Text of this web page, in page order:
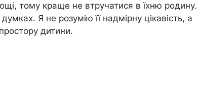
тому краще не втручатися в їхню родину.
Я не розумію її надмірну цікавість, а
дитини.